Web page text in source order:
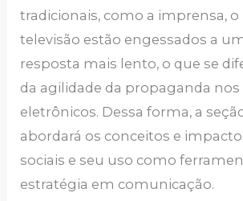
tradicionais, como a imprensa, o
televisão estão engessados a
resposta mais lento, o que se
da agilidade da propaganda
eletrônicos. Dessa forma, a
abordará os conceitos e
sociais e seu uso como
estratégia em comunicação.